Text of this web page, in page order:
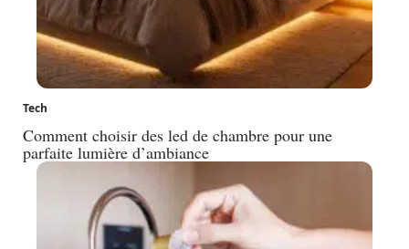
Tech
Comment choisir des led de chambre pour une
parfaite lumière d’ambiance